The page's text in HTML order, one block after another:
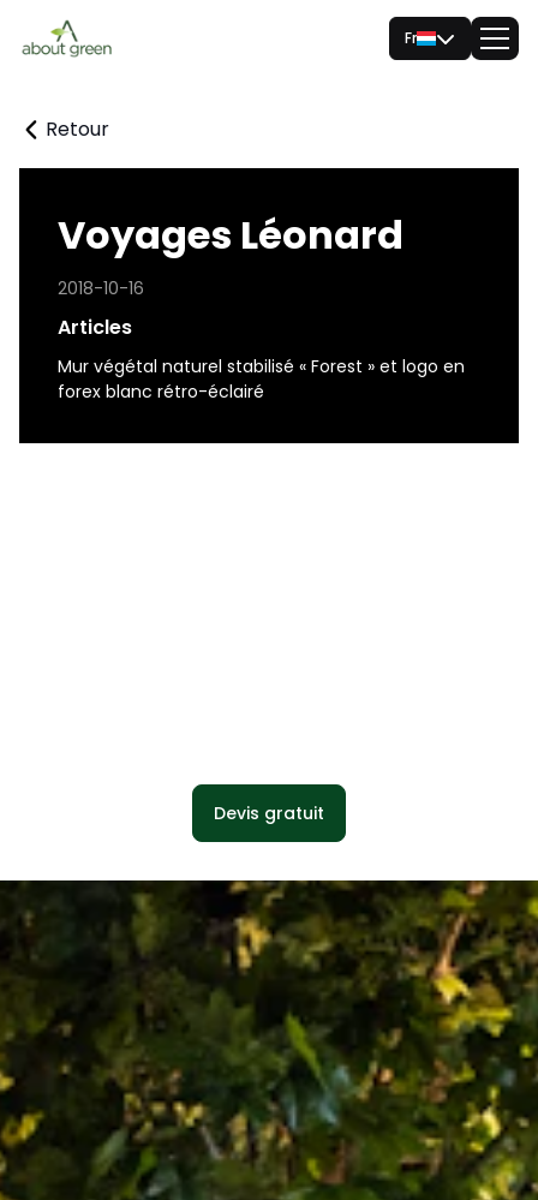
Fr
Retour
Voyages Léonard
2018-10-16
Articles
Mur végétal naturel stabilisé « Forest » et logo en
forex blanc rétro-éclairé
Devis gratuit